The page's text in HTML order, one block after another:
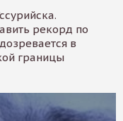
рекорд по
в
границы